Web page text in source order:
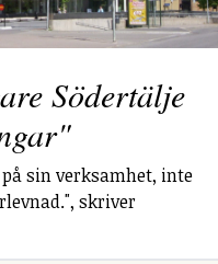
Södertälje
sin verksamhet, inte
skriver